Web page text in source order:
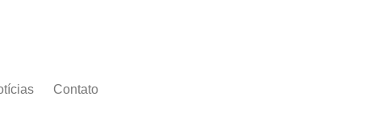
Contato